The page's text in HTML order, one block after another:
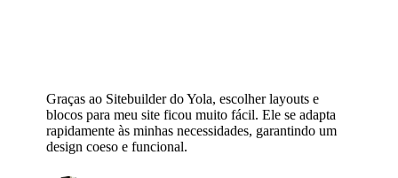
Graças ao Sitebuilder do Yola, escolher layouts e
blocos para meu site ficou muito fácil. Ele se adapta
rapidamente às minhas necessidades, garantindo um
design coeso e funcional.